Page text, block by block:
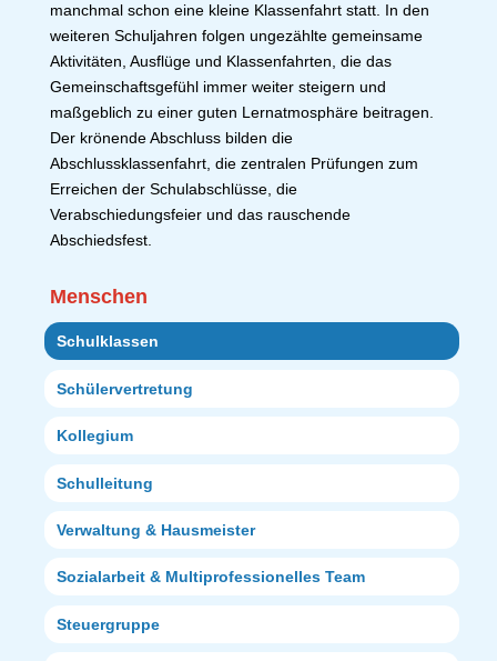
manchmal schon eine kleine Klassenfahrt statt. In den
weiteren Schuljahren folgen ungezählte gemeinsame
Aktivitäten, Ausflüge und Klassenfahrten, die das
Gemeinschaftsgefühl immer weiter steigern und
maßgeblich zu einer guten Lernatmosphäre beitragen.
Der krönende Abschluss bilden die
Abschlussklassenfahrt, die zentralen Prüfungen zum
Erreichen der Schulabschlüsse, die
Verabschiedungsfeier und das rauschende
Abschiedsfest.
Menschen
Schulklassen
Schülervertretung
Kollegium
Schulleitung
Verwaltung & Hausmeister
Sozialarbeit & Multiprofessionelles Team
Steuergruppe